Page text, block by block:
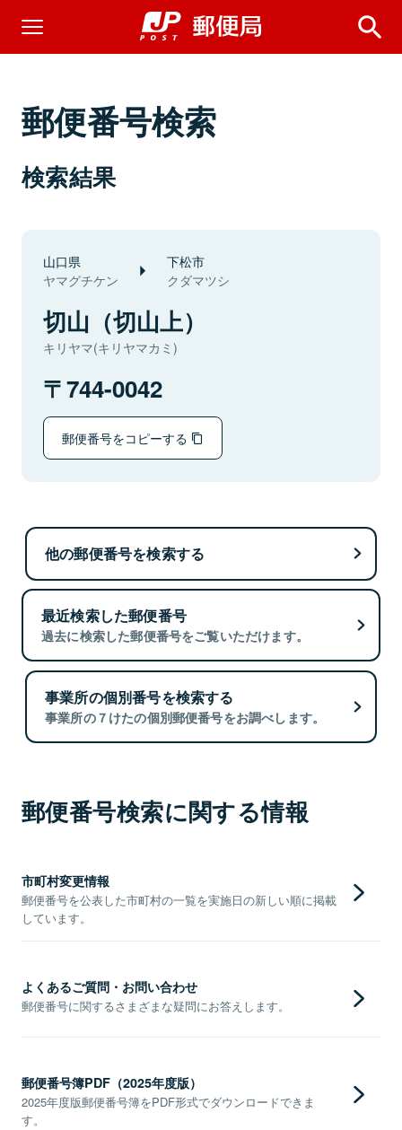
郵便番号検索
検索結果
山口県
ヤマグチケン
下松市
クダマツシ
切山（切山上）
キリヤマ(キリヤマカミ)
744-0042
郵便番号をコピーする
他の郵便番号を検索する
最近検索した郵便番号
過去に検索した郵便番号をご覧いただけます。
事業所の個別番号を検索する
事業所の７けたの個別郵便番号をお調べします。
郵便番号検索に関する情報
市町村変更情報
郵便番号を公表した市町村の一覧を実施日の新しい順に掲載
しています。
よくあるご質問・お問い合わせ
郵便番号に関するさまざまな疑問にお答えします。
郵便番号簿PDF（2025年度版）
2025年度版郵便番号簿をPDF形式でダウンロードできま
す。